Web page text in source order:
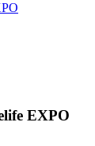
EXPO